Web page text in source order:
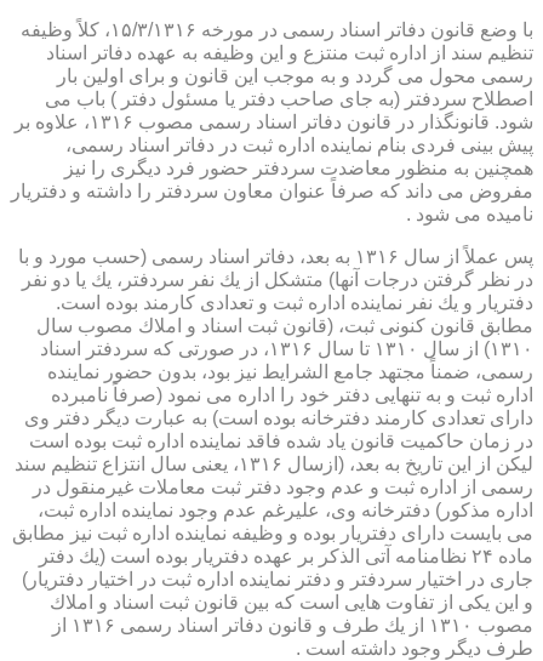
با وضع قانون دفاتر اسناد رسمی در مورخه ۱۵/۳/۱۳۱۶، كلاً وظیفه
تنظیم سند از اداره ثبت منتزع و این وظیفه به عهده دفاتر اسناد
رسمی محول می گردد و به موجب این قانون و برای اولین بار
اصطلاح سردفتر (به جای صاحب دفتر یا مسئول دفتر ) باب می
شود. قانونگذار در قانون دفاتر اسناد رسمی مصوب ۱۳۱۶، علاوه بر
پیش بینی فردی بنام نماینده اداره ثبت در دفاتر اسناد رسمی،
همچنین به منظور معاضدت سردفتر حضور فرد دیگری را نیز
مفروض می داند كه صرفاً عنوان معاون سردفتر را داشته و دفتریار
نامیده می شود .
پس عملاً از سال ۱۳۱۶ به بعد، دفاتر اسناد رسمی (حسب مورد و با
در نظر گرفتن درجات آنها) متشكل از یك نفر سردفتر، یك یا دو نفر
دفتریار و یك نفر نماینده اداره ثبت و تعدادی كارمند بوده است.
مطابق قانون كنونی ثبت، (قانون ثبت اسناد و املاك مصوب سال
۱۳۱۰) از سال ۱۳۱۰ تا سال ۱۳۱۶، در صورتی كه سردفتر اسناد
رسمی، ضمناً مجتهد جامع الشرایط نیز بود، بدون حضور نماینده
اداره ثبت و به تنهایی دفتر خود را اداره می نمود (صرفاً نامبرده
دارای تعدادی كارمند دفترخانه بوده است) به عبارت دیگر دفتر وی
در زمان حاكمیت قانون یاد شده فاقد نماینده اداره ثبت بوده است
لیكن از این تاریخ به بعد، (ازسال ۱۳۱۶، یعنی سال انتزاع تنظیم سند
رسمی از اداره ثبت و عدم وجود دفتر ثبت معاملات غیرمنقول در
اداره مذكور) دفترخانه وی، علیرغم عدم وجود نماینده اداره ثبت،
می بایست دارای دفتریار بوده و وظیفه نماینده اداره ثبت نیز مطابق
ماده ۲۴ نظامنامه آتی الذكر بر عهده دفتریار بوده است (یك دفتر
جاری در اختیار سردفتر و دفتر نماینده اداره ثبت در اختیار دفتریار)
و این یكی از تفاوت هایی است كه بین قانون ثبت اسناد و املاك
مصوب ۱۳۱۰ از یك طرف و قانون دفاتر اسناد رسمی ۱۳۱۶ از
طرف دیگر وجود داشته است .